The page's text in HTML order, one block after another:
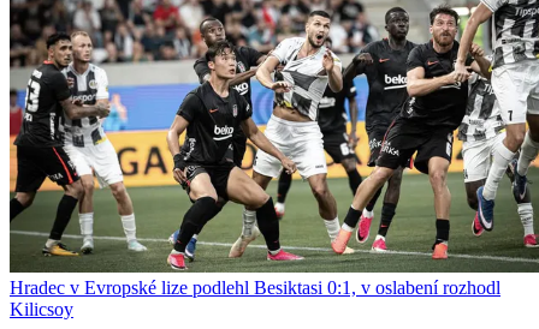
Hradec v Evropské lize podlehl Besiktasi 0:1, v oslabení rozhodl
Kilicsoy